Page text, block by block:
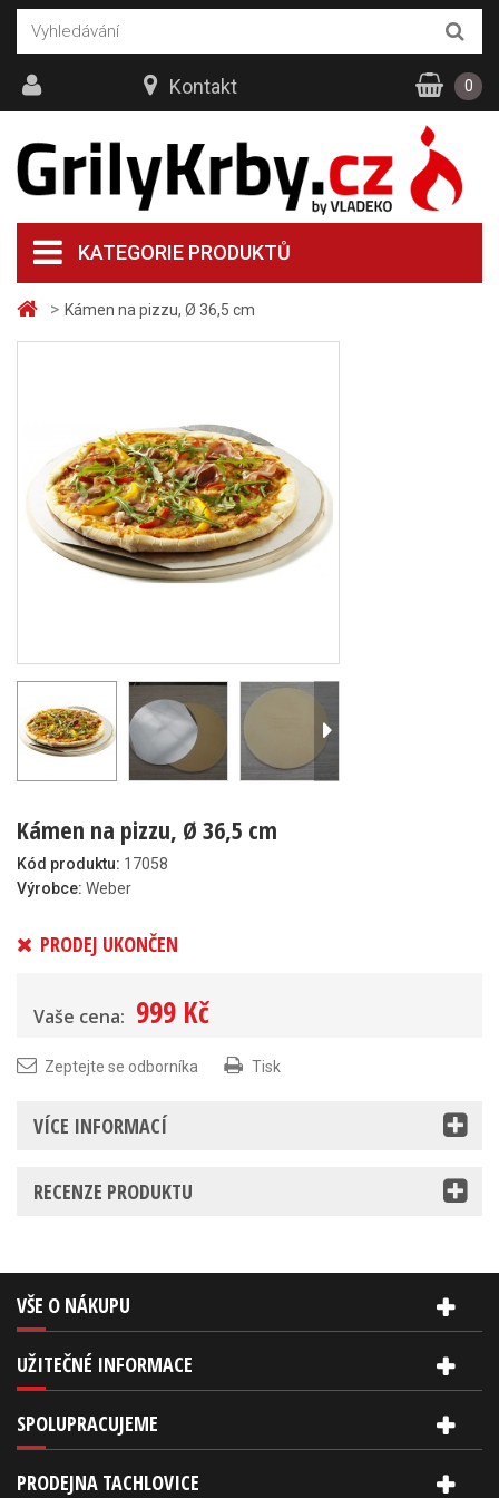
> Kámen na pizzu, Ø 36,5 cm
Kámen na pizzu, Ø 36,5 cm
Kód produktu: 17058
Výrobce: Weber
PRODEJ UKONČEN
Vaše cena: 999 Kč
Zeptejte se odborníka Tisk
VÍCE INFORMACÍ
RECENZE PRODUKTU
KATEGORIE PRODUKTŮ
Kontakt 0
VŠE O NÁKUPU
UŽITEČNÉ INFORMACE
SPOLUPRACUJEME
PRODEJNA TACHLOVICE